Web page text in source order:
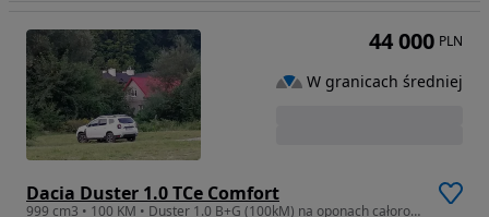
Dacia Duster 1.0 TCe Comfort
999 cm3 • 100 KM • Duster 1.0 B+G (100kM) na oponach całorocznych
44 000 PLN
W granicach średniej